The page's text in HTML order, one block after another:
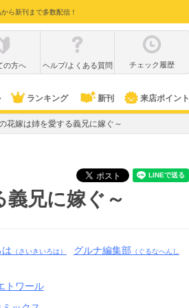
ら新刊まで多数配信！
の方へ ヘルプ/よくある質問 チェック履歴
ランキング 新刊 来店ポイント
花嫁は姉を愛する義兄に嫁ぐ～
兄に嫁ぐ～
（さいきいろは） グルナ編集部 （ぐるなへんし
トワール